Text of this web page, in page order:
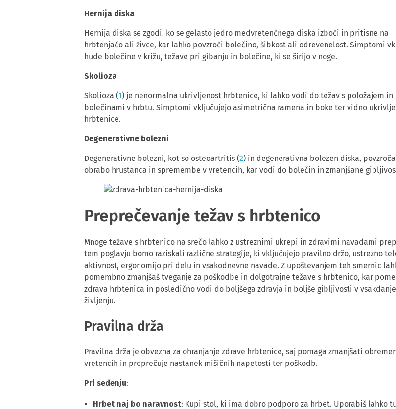
Hernija diska
Hernija diska se zgodi, ko se gelasto jedro medvretenčnega diska izboči in pritisne na
hrbtenjačo ali živce, kar lahko povzroči bolečino, šibkost ali odrevenelost. Simptomi
hude bolečine v križu, težave pri gibanju in bolečine, ki se širijo v noge.
Skolioza
Skolioza (1) je nenormalna ukrivljenost hrbtenice, ki lahko vodi do težav s položajem in
bolečinami v hrbtu. Simptomi vključujejo asimetrična ramena in boke ter vidno
hrbtenice.
Degenerativne bolezni
Degenerativne bolezni, kot so osteoartritis (2) in degenerativna bolezen diska,
obrabo hrustanca in spremembe v vretencih, kar vodi do bolečin in zmanjšane
Preprečevanje težav s hrbtenico
Mnoge težave s hrbtenico na srečo lahko z ustreznimi ukrepi in zdravimi navadami
tem poglavju bomo raziskali različne strategije, ki vključujejo pravilno držo, ustrezno
aktivnost, ergonomijo pri delu in vsakodnevne navade. Z upoštevanjem teh smernic
pomembno zmanjšaš tveganje za poškodbe in dolgotrajne težave s hrbtenico, kar
zdrava hrbtenica in posledično vodi do boljšega zdravja in boljše gibljivosti v
življenju.
Pravilna drža
Pravilna drža je obvezna za ohranjanje zdrave hrbtenice, saj pomaga zmanjšati
vretencih in preprečuje nastanek mišičnih napetosti ter poškodb.
Pri sedenju:
Hrbet naj bo naravnost: Kupi stol, ki ima dobro podporo za hrbet. Uporabiš lahko